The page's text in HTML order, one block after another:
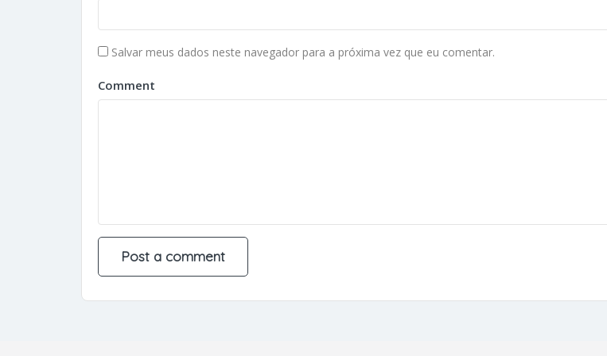
Salvar meus dados neste navegador para a próxima vez que eu comentar.
Comment